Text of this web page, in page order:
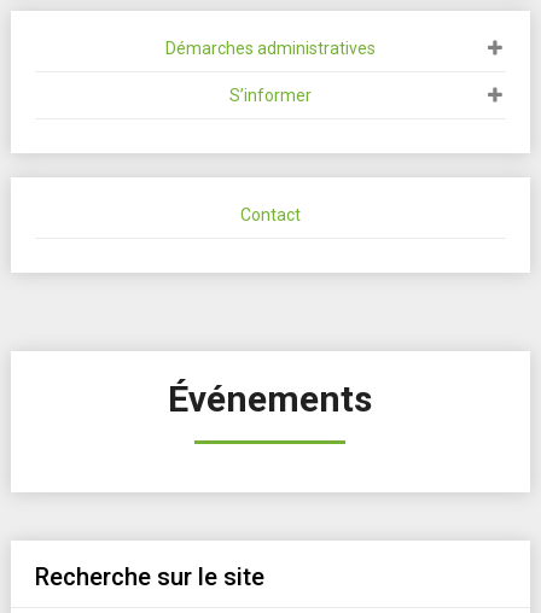
Démarches administratives
S’informer
Contact
Événements
Recherche sur le site